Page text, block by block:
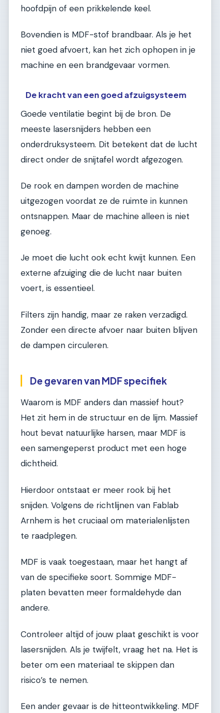
hoofdpijn of een prikkelende keel.
Bovendien is MDF-stof brandbaar. Als je het
niet goed afvoert, kan het zich ophopen in je
machine en een brandgevaar vormen.
De kracht van een goed afzuigsysteem
Goede ventilatie begint bij de bron. De
meeste lasersnijders hebben een
onderdruksysteem. Dit betekent dat de lucht
direct onder de snijtafel wordt afgezogen.
De rook en dampen worden de machine
uitgezogen voordat ze de ruimte in kunnen
ontsnappen. Maar de machine alleen is niet
genoeg.
Je moet die lucht ook echt kwijt kunnen. Een
externe afzuiging die de lucht naar buiten
voert, is essentieel.
Filters zijn handig, maar ze raken verzadigd.
Zonder een directe afvoer naar buiten blijven
de dampen circuleren.
De gevaren van MDF specifiek
Waarom is MDF anders dan massief hout?
Het zit hem in de structuur en de lijm. Massief
hout bevat natuurlijke harsen, maar MDF is
een samengeperst product met een hoge
dichtheid.
Hierdoor ontstaat er meer rook bij het
snijden. Volgens de richtlijnen van Fablab
Arnhem is het cruciaal om materialenlijsten
te raadplegen.
MDF is vaak toegestaan, maar het hangt af
van de specifieke soort. Sommige MDF-
platen bevatten meer formaldehyde dan
andere.
Controleer altijd of jouw plaat geschikt is voor
lasersnijden. Als je twijfelt, vraag het na. Het is
beter om een materiaal te skippen dan
risico’s te nemen.
Een ander gevaar is de hitteontwikkeling. MDF